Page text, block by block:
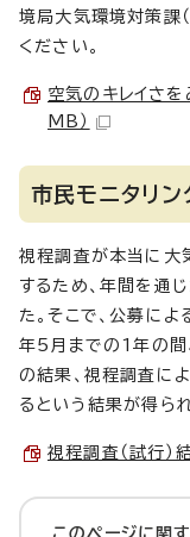
境局大気環境対策
ください。
空気のキレイさ
MB）
市民モニタリン
視程調査が本当に大
するため、年間を通
た。そこで、公募に
年5月までの1年の間
の結果、視程調査に
るという結果が得られ
視程調査（試行
このページに関